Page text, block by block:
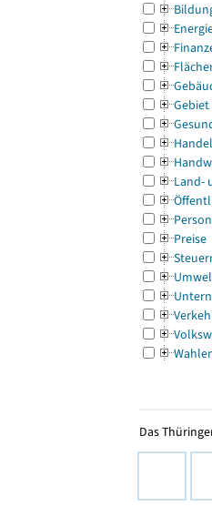
Gebiet
Land-
Preise
Das